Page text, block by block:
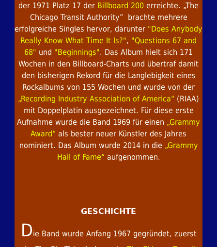
der 1971 Platz 17 der Billboard 200 erreichte. „The
Chicago Transit Authority” brachte mehrere
erfolgreiche Singles hervor, darunter "Does Anybody
Really Know What Time It Is?", "Questions 67 and
68" und "Beginnings". Das Album hielt sich 171
Wochen in den Billboard-Charts und übertraf damit
den bisherigen Rekord für die Langlebigkeit eines
Rockalbums von 155 Wochen und wurde von der
„Recording Industry Association of America“ (RIAA)
mit Doppelplatin ausgezeichnet. Für diese erste
Aufnahme wurde die Band 1969 für einen „Grammy
Award“ als bester neuer Künstler des Jahres
nominiert. Das Album wurde 2014 in die „Grammy
Hall of Fame“ aufgenommen.
GESCHICHTE
Die Band wurde Anfang 1967 gegründet, zuerst